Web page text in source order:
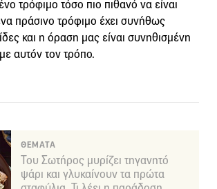
τρόφιμο τόσο πιο πιθανό να είναι
πράσινο τρόφιμο έχει συνήθως
και η όραση μας είναι συνηθισμένη
αυτόν τον τρόπο.
ΘΕΜΑΤΑ
Του Σωτήρος μυρίζει τηγανητό
ψάρι και γλυκαίνουν τα πρώτα